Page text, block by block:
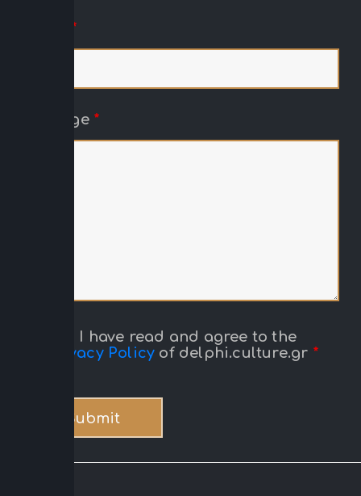
*
Message *
Yes, I have read and agree to the
Privacy Policy of delphi.culture.gr *